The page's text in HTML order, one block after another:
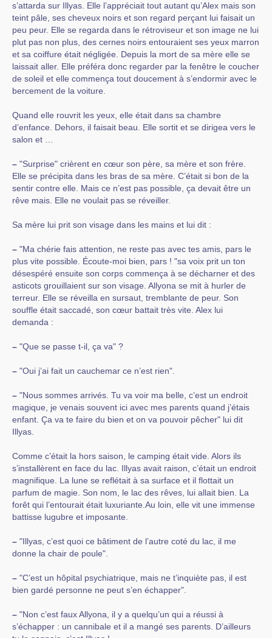
s’attarda sur Illyas. Elle l’appréciait tout autant qu’Alex mais son
teint pâle, ses cheveux noirs et son regard perçant lui faisait un
peu peur. Elle se regarda dans le rétroviseur et son image ne lui
plut pas non plus, des cernes noirs entouraient ses yeux marron
et sa coiffure était négligée. Depuis la mort de sa mère elle se
laissait aller. Elle préféra donc regarder par la fenêtre le coucher
de soleil et elle commença tout doucement à s’endormir avec le
bercement de la voiture.
Quand elle rouvrit les yeux, elle était dans sa chambre
d’enfance. Dehors, il faisait beau. Elle sortit et se dirigea vers le
salon et …
– "Surprise" crièrent en cœur son père, sa mère et son frère.
Elle se précipita dans les bras de sa mère. C’était si bon de la
sentir contre elle. Mais ce n’est pas possible, ça devait être un
rêve mais. Elle ne voulait pas se réveiller.
Sa mère lui prit son visage dans les mains et lui dit :
– "Ma chérie fais attention, ne reste pas avec tes amis, pars le
plus vite possible. Écoute-moi bien, pars ! "sa voix prit un ton
désespéré ensuite son corps commença à se décharner et des
asticots grouillaient sur son visage. Allyona se mit à hurler de
terreur. Elle se réveilla en sursaut, tremblante de peur. Son
souffle était saccadé, son cœur battait très vite. Alex lui
demanda :
– "Que se passe t-il, ça va" ?
– "Oui j’ai fait un cauchemar ce n’est rien".
– "Nous sommes arrivés. Tu va voir ma belle, c’est un endroit
magique, je venais souvent ici avec mes parents quand j’étais
enfant. Ça va te faire du bien et on va pouvoir pêcher" lui dit
Illyas.
Comme c’était la hors saison, le camping était vide. Alors ils
s’installèrent en face du lac. Illyas avait raison, c’était un endroit
magnifique. La lune se reflétait à sa surface et il flottait un
parfum de magie. Son nom, le lac des rêves, lui allait bien. La
forêt qui l’entourait était luxuriante.Au loin, elle vit une immense
battisse lugubre et imposante.
– "Illyas, c’est quoi ce bâtiment de l’autre coté du lac, il me
donne la chair de poule".
– "C’est un hôpital psychiatrique, mais ne t’inquiète pas, il est
bien gardé personne ne peut s’en échapper".
– "Non c’est faux Allyona, il y a quelqu’un qui a réussi à
s’échapper : un cannibale et il a mangé ses parents. D’ailleurs